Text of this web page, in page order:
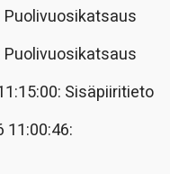
Puolivuosikatsaus
Puolivuosikatsaus
Sisäpiiritieto
11:00:46: